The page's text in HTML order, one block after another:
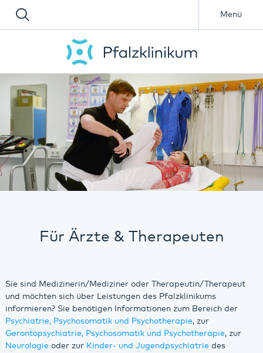
Menü
Für Ärzte & Therapeuten
Sie sind Medizinerin/Mediziner oder Therapeutin/Therapeut
und möchten sich über Leistungen des Pfalzklinikums
informieren? Sie benötigen Informationen zum Bereich der
Psychiatrie, Psychosomatik und Psychotherapie, zur
Gerontopsychiatrie, Psychosomatik und Psychotherapie, zur
Neurologie oder zur Kinder- und Jugendpsychiatrie des